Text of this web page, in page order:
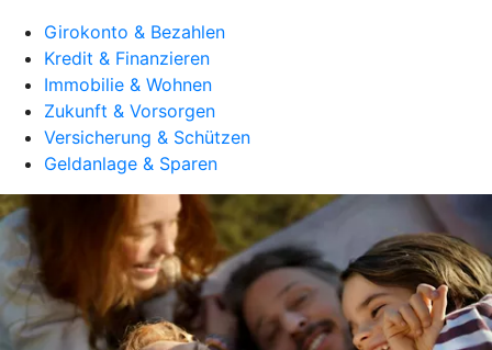
Girokonto & Bezahlen
Kredit & Finanzieren
Immobilie & Wohnen
Zukunft & Vorsorgen
Versicherung & Schützen
Geldanlage & Sparen